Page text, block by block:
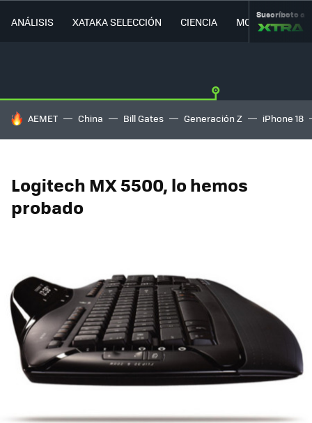
ANÁLISIS XATAKA SELECCIÓN CIENCIA MOVILIDAD
Suscríbete a
HOY SE HABLA DE
AEMET China Bill Gates Generación Z iPhone 18
Logitech MX 5500, lo hemos
probado